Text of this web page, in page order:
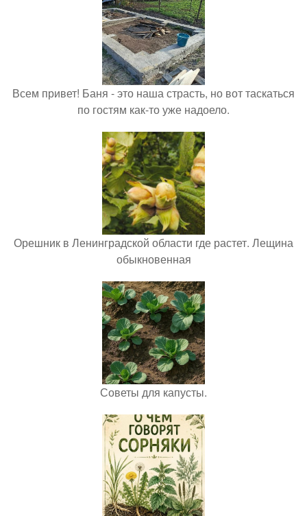
Всем привет! Баня - это наша страсть, но вот таскаться
по гостям как-то уже надоело.
Орешник в Ленинградской области где растет. Лещина
обыкновенная
Советы для капусты.